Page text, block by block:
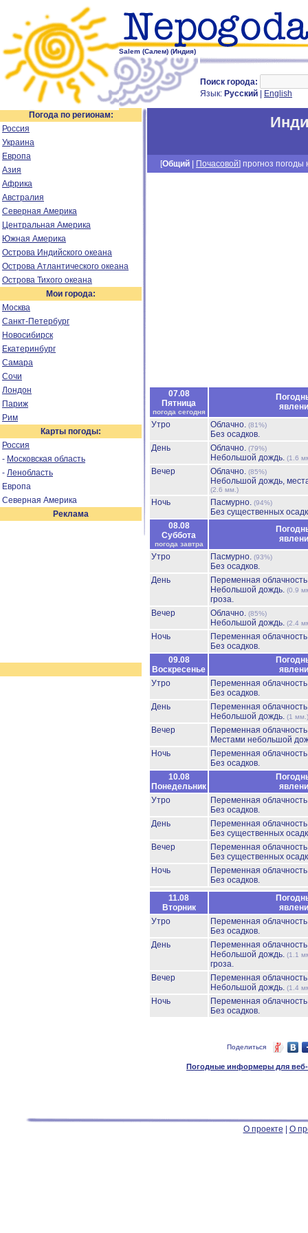
Salem (Салем) (Индия)
Поиск города:
Язык: Русский English
Погода по регионам:
Россия
Украина
Европа
Азия
Африка
Австралия
Северная Америка
Центральная Америка
Южная Америка
Острова Индийского океана
Острова Атлантического океана
Острова Тихого океана
Мои города:
Москва
Санкт-Петербург
Новосибирск
Екатеринбург
Самара
Сочи
Лондон
Париж
Рим
Карты погоды:
Россия
- Московская область
- Ленобласть
Европа
Северная Америка
Реклама
[Общий Почасовой] прогноз погоды
07.08
Пятница
погода сегодня
Утро
Облачно. (81%)
Без осадков.
День
Облачно. (79%)
Небольшой дождь. (1.6
Вечер Облачно. (85%)
Небольшой дождь,
(2.6 мм.)
Ночь Пасмурно. (94%)
Без существенных
08.08
Суббота
погода завтра
Утро
Пасмурно. (93%)
Без осадков.
День
Переменная
Небольшой дождь. (0.9
гроза.
Вечер
Облачно. (85%)
Небольшой дождь. (2.4
Ночь
Переменная
Без осадков.
09.08
Воскресенье
Утро
Переменная
Без осадков.
День
Переменная
Небольшой дождь. (1 мм.)
Вечер
Переменная
Местами небольшой
Ночь
Переменная
Без осадков.
10.08
Понедельник
Утро
Переменная
Без осадков.
День
Переменная
Без существенных
Вечер
Переменная
Без существенных
Ночь
Переменная
Без осадков.
11.08
Вторник
Утро
Переменная
Без осадков.
День
Переменная
Небольшой дождь. (1.1
гроза.
Вечер
Переменная
Небольшой дождь. (1.4
Ночь
Переменная
Без осадков.
Поделиться
Погодные информеры для веб-
О проекте О